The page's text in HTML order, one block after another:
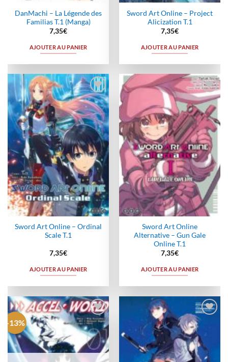
DanMachi – La Légende des
Familias T.1 (Manga)
7,35€
AJOUTER AU PANIER
Sword Art Online – Project
Alicization T.1
7,35€
AJOUTER AU PANIER
Ajouter
à la
wishlist
Sword Art Online – Ordinal
Scale T.1
7,35€
AJOUTER AU PANIER
Ajouter
à la
wishlist
Sword Art Online
Alternative – Gun Gale
Online T.1
7,35€
AJOUTER AU PANIER
-13%
Ajouter
à la
wishlist
Ajouter
wishlist